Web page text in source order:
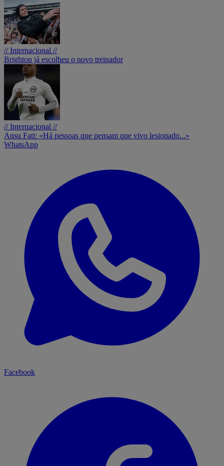
// Internacional //
Brighton já escolheu o novo treinador
// Internacional //
Ansu Fati: «Há pessoas que pensam que vivo lesionado...»
WhatsApp
Facebook